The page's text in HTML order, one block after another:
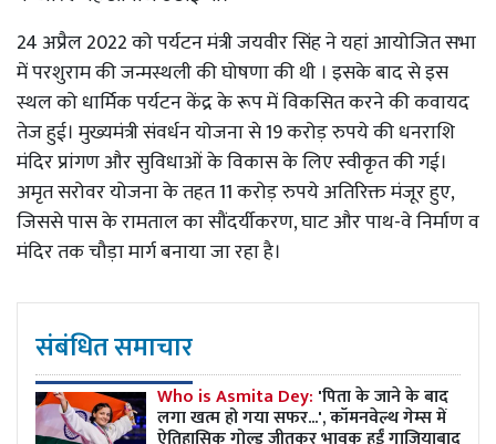
24 अप्रैल 2022 को पर्यटन मंत्री जयवीर सिंह ने यहां आयोजित सभा
में परशुराम की जन्मस्थली की घोषणा की थी । इसके बाद से इस
स्थल को धार्मिक पर्यटन केंद्र के रूप में विकसित करने की कवायद
तेज हुई। मुख्यमंत्री संवर्धन योजना से 19 करोड़ रुपये की धनराशि
मंदिर प्रांगण और सुविधाओं के विकास के लिए स्वीकृत की गई।
अमृत सरोवर योजना के तहत 11 करोड़ रुपये अतिरिक्त मंजूर हुए,
जिससे पास के रामताल का सौंदर्यीकरण, घाट और पाथ-वे निर्माण व
मंदिर तक चौड़ा मार्ग बनाया जा रहा है।
संबंधित समाचार
Who is Asmita Dey: 'पिता के जाने के बाद
लगा खत्म हो गया सफर...', कॉमनवेल्थ गेम्स में